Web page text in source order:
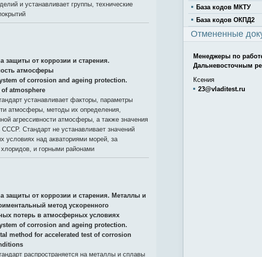
и устанавливает группы, технические
защиты от коррозии и старения.
атмосферы
of corrosion and ageing protection.
atmosphere
устанавливает факторы, параметры
атмосферы, методы их определения,
агрессивности атмосферы, а также значения
СССР. Стандарт не устанавливает значений
условиях над акваториями морей, за
и горными районами
защиты от коррозии и старения. Металлы и
метод ускоренного
потерь в атмосферных условиях
of corrosion and ageing protection.
method for accelerated test of corrosion
распространяется на металлы и сплавы
База кодов МКТУ
База кодов ОКПД2
Отмененные
Менеджеры по
Дальневосточным
Ксения
23@vladitest.ru